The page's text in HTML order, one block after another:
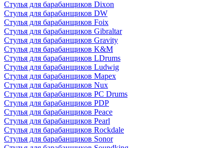
Стулья для барабанщиков Dixon
Стулья для барабанщиков DW
Стулья для барабанщиков Foix
Стулья для барабанщиков Gibraltar
Стулья для барабанщиков Gravity
Стулья для барабанщиков K&M
Стулья для барабанщиков LDrums
Стулья для барабанщиков Ludwig
Стулья для барабанщиков Mapex
Стулья для барабанщиков Nux
Стулья для барабанщиков PC Drums
Стулья для барабанщиков PDP
Стулья для барабанщиков Peace
Стулья для барабанщиков Pearl
Стулья для барабанщиков Rockdale
Стулья для барабанщиков Sonor